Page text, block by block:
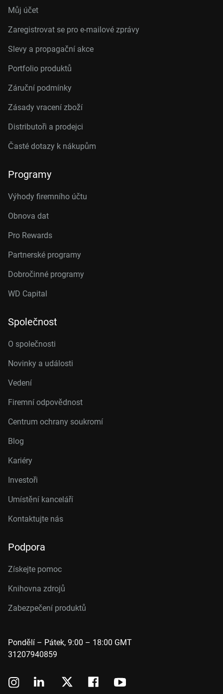
Můj účet
Zaregistrovat se pro e-mailové zprávy
Slevy a propagační akce
Portfolio produktů
Záruční podmínky
Zásady vracení zboží
Distributoři a prodejci
Časté dotazy k nákupům
Programy
Výhody firemního účtu
Obnova dat
Pro Rewards
Partnerské programy
Dobročinné programy
WD Capital
Společnost
O společnosti
Novinky a události
Vedení
Firemní odpovědnost
Centrum ochrany soukromí
Blog
Kariéry
Investoři
Umístění kanceláří
Kontaktujte nás
Podpora
Získejte pomoc
Knihovna zdrojů
Zabezpečení produktů
Pondělí – Pátek, 9:00 – 18:00 GMT
31207940859